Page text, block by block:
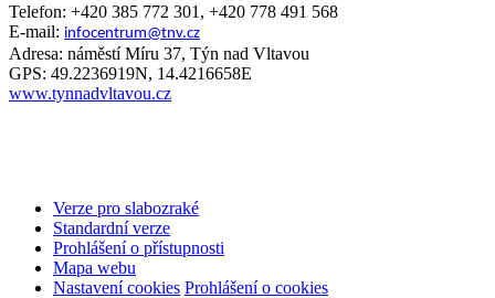
Telefon: +420 385 772 301, +420 778 491 568
E-mail: infocentrum@tnv.cz
Adresa: náměstí Míru 37, Týn nad Vltavou
GPS: 49.2236919N, 14.4216658E
www.tynnadvltavou.cz
Verze pro slabozraké
Standardní verze
Prohlášení o přístupnosti
Mapa webu
Nastavení cookies Prohlášení o cookies